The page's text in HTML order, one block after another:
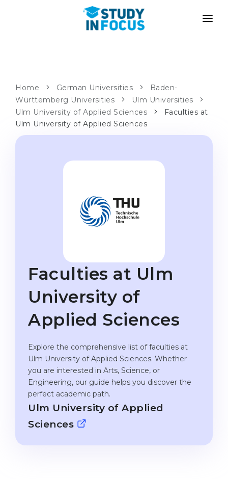
Bachelor's & Master's
University Preparatory Courses
Propaedeutic Program
LANGUAGE SCHOOLS
Language Courses
Online Language Lessons
STUDIENKOLLEG
Studienkollegs
Studienkolleg Courses
Freshman / Foundation
University Preparation
Studienkolleg Preparation
Special Courses
Mathematics
Portfolio
GEOGRAPHY
PATHWAYS
After School Admission
Transfer from University
With Admission Guarantee
Master’s
Second Degree
11-Year School
12-Year School (NIS)
College
IB Diploma
1st Year
2nd–3rd Year
METHODOLOGY
Home German Universities
Baden-
Württemberg Universities
Ulm Universities
Ulm University of Applied Sciences
Faculties at
Ulm University of Applied Sciences
Faculties at Ulm
University of
Applied Sciences
Explore the comprehensive list of faculties at
Ulm University of Applied Sciences. Whether
you are interested in Arts, Science, or
Engineering, our guide helps you discover the
perfect academic path.
Ulm University of Applied
Sciences